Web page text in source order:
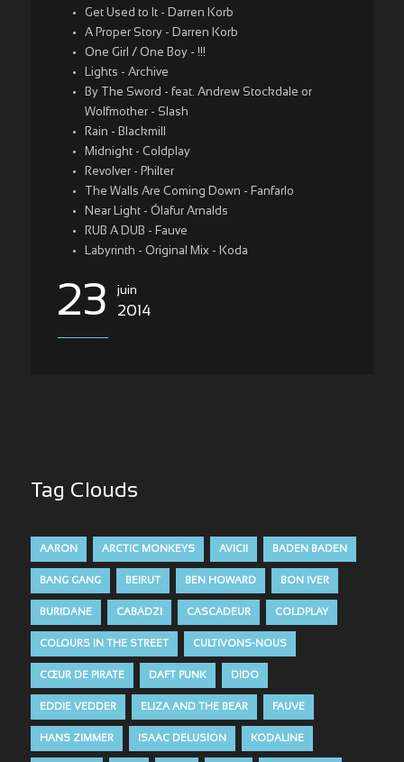
Get Used to It - Darren Korb
A Proper Story - Darren Korb
One Girl / One Boy - !!!
Lights - Archive
By The Sword - feat. Andrew Stockdale or
Wolfmother - Slash
Rain - Blackmill
Midnight - Coldplay
Revolver - Philter
The Walls Are Coming Down - Fanfarlo
Near Light - Ólafur Arnalds
RUB A DUB - Fauve
Labyrinth - Original Mix - Koda
23 juin
2014
Tag Clouds
AARON ARCTIC MONKEYS AVICII BADEN BADEN
BANG GANG BEIRUT BEN HOWARD BON IVER
BURIDANE CABADZI CASCADEUR COLDPLAY
COLOURS IN THE STREET CULTIVONS-NOUS
CŒUR DE PIRATE DAFT PUNK DIDO
EDDIE VEDDER ELIZA AND THE BEAR FAUVE
HANS ZIMMER ISAAC DELUSION KODALINE